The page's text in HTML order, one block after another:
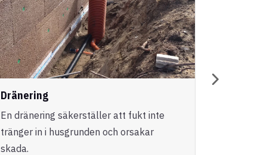
Dränering
En dränering säkerställer att fukt inte
tränger in i husgrunden och orsakar
skada.